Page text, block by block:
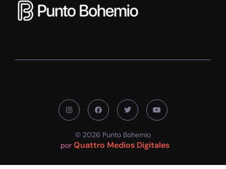
© 2026 Punto Bohemio
por Quattro Medios Digitales